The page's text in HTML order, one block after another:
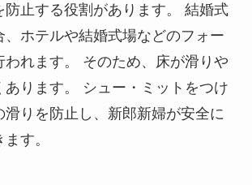
防止する役割があります。 結婚式
、ホテルや結婚式場などのフォー
われます。 そのため、床が滑りや
あります。 シュー・ミットをつけ
滑りを防止し、新郎新婦が安全に
す。